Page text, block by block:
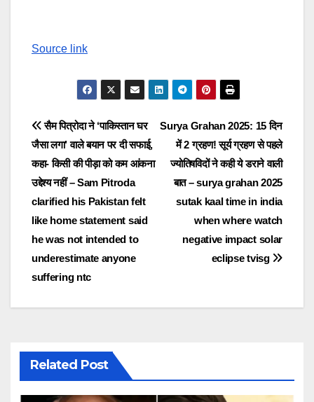
Source link
Post
navigation
Surya Grahan 2025: 15 दिन
में 2 ग्रहण! सूर्य ग्रहण से पहले
ज्योतिषविदों ने कही ये डराने वाली
बात – surya grahan 2025
sutak kaal time in india
when where watch
negative impact solar
eclipse tvisg
सैम पित्रोदा ने ‘पाकिस्तान घर
जैसा लगा’ वाले बयान पर दी सफाई,
कहा- किसी की पीड़ा को कम आंकना
उद्देश्य नहीं – Sam Pitroda
clarified his Pakistan felt
like home statement said
he was not intended to
underestimate anyone
suffering ntc
Related Post